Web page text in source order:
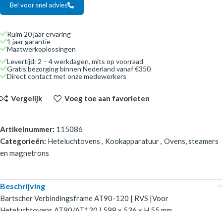
Bel voor snel advies
Ruim 20 jaar ervaring
1 jaar garantie
Maatwerkoplossingen
Levertijd: 2 – 4 werkdagen, mits op voorraad
Gratis bezorging binnen Nederland vanaf €350
Direct contact met onze medewerkers
Vergelijk Voeg toe aan favorieten
Artikelnummer: 115086
Categorieën: Heteluchtovens , Kookapparatuur, Ovens, steamers
en magnetrons
Beschrijving
Bartscher Verbindingsframe AT90-120 | RVS |Voor